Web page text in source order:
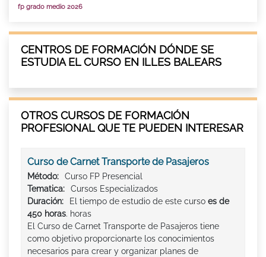
fp grado medio 2026
CENTROS DE FORMACIÓN DÓNDE SE
ESTUDIA EL CURSO EN ILLES BALEARS
OTROS CURSOS DE FORMACIÓN
PROFESIONAL QUE TE PUEDEN INTERESAR
Curso de Carnet Transporte de Pasajeros
Método:
Curso FP Presencial
Tematica:
Cursos Especializados
Duración:
El tiempo de estudio de este curso es de
450 horas. horas
El Curso de Carnet Transporte de Pasajeros tiene
como objetivo proporcionarte los conocimientos
necesarios para crear y organizar planes de